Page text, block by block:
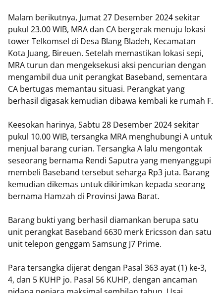
Malam berikutnya, Jumat 27 Desember 2024 sekitar
pukul 23.00 WIB, MRA dan CA bergerak menuju lokasi
tower Telkomsel di Desa Blang Bladeh, Kecamatan
Kota Juang, Bireuen. Setelah memastikan lokasi sepi,
MRA turun dan mengeksekusi aksi pencurian dengan
mengambil dua unit perangkat Baseband, sementara
CA bertugas memantau situasi. Perangkat yang
berhasil digasak kemudian dibawa kembali ke rumah F.
Keesokan harinya, Sabtu 28 Desember 2024 sekitar
pukul 10.00 WIB, tersangka MRA menghubungi A untuk
menjual barang curian. Tersangka A lalu mengontak
seseorang bernama Rendi Saputra yang menyanggupi
membeli Baseband tersebut seharga Rp3 juta. Barang
kemudian dikemas untuk dikirimkan kepada seorang
bernama Hamzah di Provinsi Jawa Barat.
Barang bukti yang berhasil diamankan berupa satu
unit perangkat Baseband 6630 merk Ericsson dan satu
unit telepon genggam Samsung J7 Prime.
Para tersangka dijerat dengan Pasal 363 ayat (1) ke-3,
4, dan 5 KUHP jo. Pasal 56 KUHP, dengan ancaman